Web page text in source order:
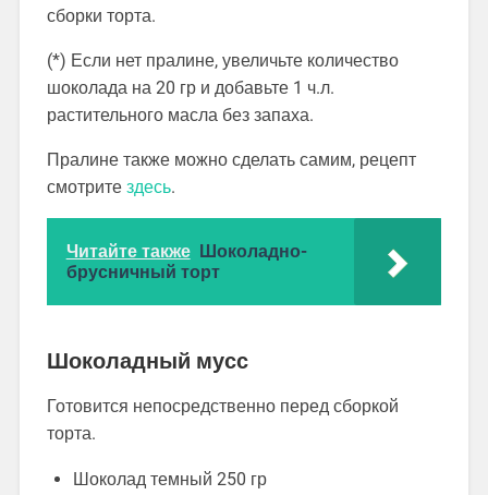
сборки торта.
(*) Если нет пралине, увеличьте количество
шоколада на 20 гр и добавьте 1 ч.л.
растительного масла без запаха.
Пралине также можно сделать самим, рецепт
смотрите здесь.
Читайте также Шоколадно-
брусничный торт
Шоколадный мусс
Готовится непосредственно перед сборкой
торта.
Шоколад темный 250 гр